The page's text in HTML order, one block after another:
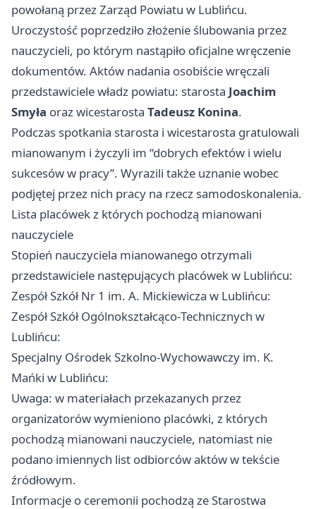
powołaną przez Zarząd Powiatu w Lublińcu.
Uroczystość poprzedziło złożenie ślubowania przez
nauczycieli, po którym nastąpiło oficjalne wręczenie
dokumentów. Aktów nadania osobiście wręczali
przedstawiciele władz powiatu: starosta Joachim
Smyła oraz wicestarosta Tadeusz Konina.
Podczas spotkania starosta i wicestarosta gratulowali
mianowanym i życzyli im “dobrych efektów i wielu
sukcesów w pracy”. Wyrazili także uznanie wobec
podjętej przez nich pracy na rzecz samodoskonalenia.
Lista placówek z których pochodzą mianowani
nauczyciele
Stopień nauczyciela mianowanego otrzymali
przedstawiciele następujących placówek w Lublińcu:
Zespół Szkół Nr 1 im. A. Mickiewicza w Lublińcu:
Zespół Szkół Ogólnokształcąco‑Technicznych w
Lublińcu:
Specjalny Ośrodek Szkolno‑Wychowawczy im. K.
Mańki w Lublińcu:
Uwaga: w materiałach przekazanych przez
organizatorów wymieniono placówki, z których
pochodzą mianowani nauczyciele, natomiast nie
podano imiennych list odbiorców aktów w tekście
źródłowym.
Informacje o ceremonii pochodzą ze Starostwa